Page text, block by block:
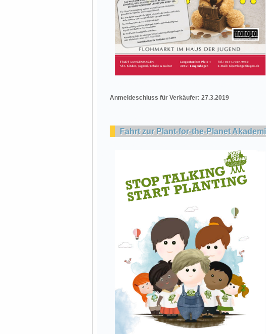
Anmeldeschluss für Verkäufer: 27.3.2019
Fahrt zur Plant-for-the-Planet